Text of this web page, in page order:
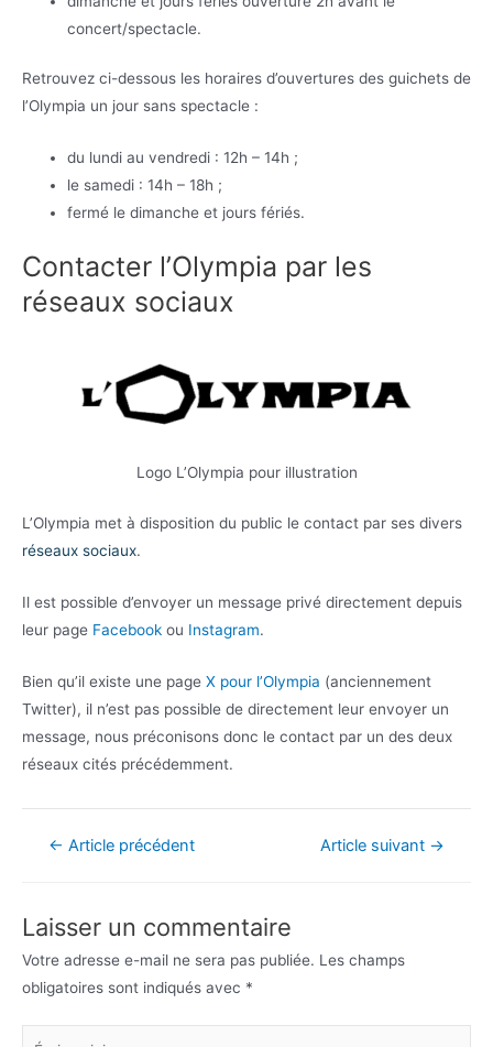
concert/spectacle.
Retrouvez ci-dessous les horaires d’ouvertures des guichets de
l’Olympia un jour sans spectacle :
du lundi au vendredi : 12h – 14h ;
le samedi : 14h – 18h ;
fermé le dimanche et jours fériés.
Contacter l’Olympia par les
réseaux sociaux
Logo L’Olympia pour illustration
L’Olympia met à disposition du public le contact par ses divers
réseaux sociaux.
Il est possible d’envoyer un message privé directement depuis
leur page Facebook ou Instagram.
Bien qu’il existe une page X pour l’Olympia (anciennement
Twitter), il n’est pas possible de directement leur envoyer un
message, nous préconisons donc le contact par un des deux
réseaux cités précédemment.
Navigation
← Article précédent Article suivant →
Laisser un commentaire
Votre adresse e-mail ne sera pas publiée. Les champs
obligatoires sont indiqués avec *
Écrivez